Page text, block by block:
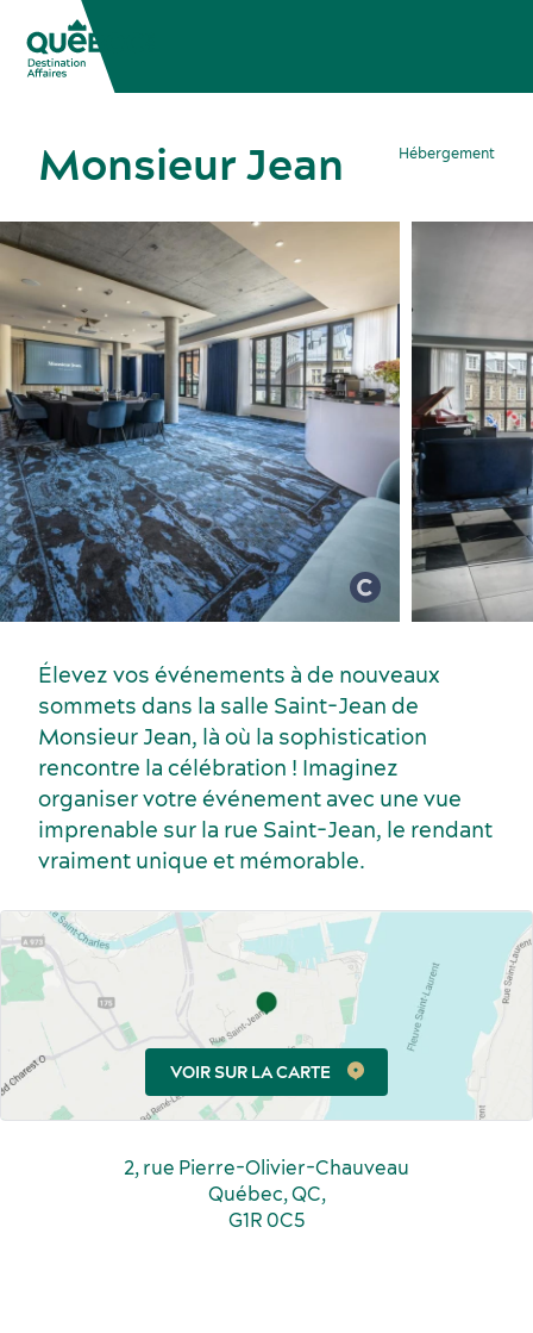
Gastronomie et services alimentaires
Histoire et culture
Congrès, réunions et expositions
Événements sportifs
Voyage de motivation
Monsieur Jean Hébergement
Élevez vos événements à de nouveaux
sommets dans la salle Saint-Jean de
Monsieur Jean, là où la sophistication
rencontre la célébration ! Imaginez
organiser votre événement avec une vue
imprenable sur la rue Saint-Jean, le rendant
vraiment unique et mémorable.
2, rue Pierre-Olivier-Chauveau
Québec, QC,
G1R 0C5
VOIR SUR LA CARTE